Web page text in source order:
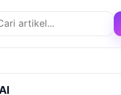
artikel